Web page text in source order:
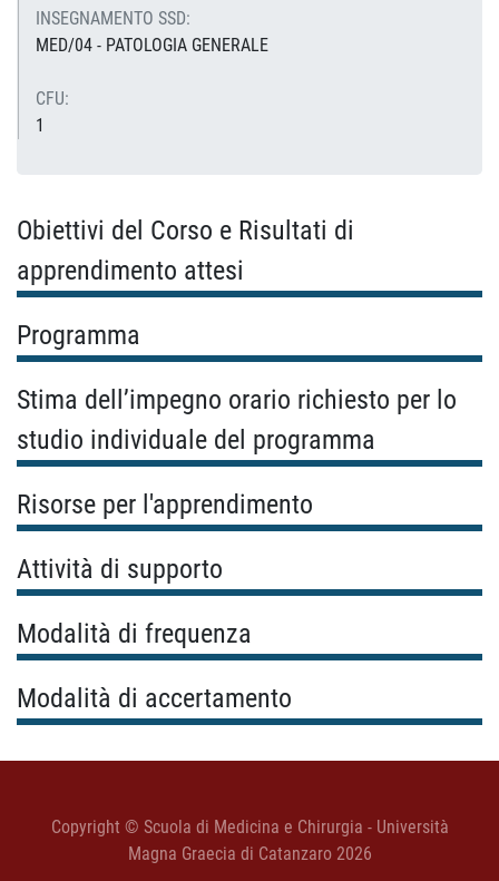
INSEGNAMENTO SSD:
MED/04 - PATOLOGIA GENERALE
CFU:
1
Obiettivi del Corso e Risultati di
apprendimento attesi
Programma
Stima dell’impegno orario richiesto per lo
studio individuale del programma
Risorse per l'apprendimento
Attività di supporto
Modalità di frequenza
Modalità di accertamento
Copyright © Scuola di Medicina e Chirurgia - Università
Magna Graecia di Catanzaro 2026